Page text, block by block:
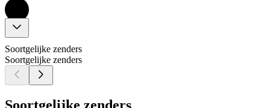
Soortgelijke zenders
Soortgelijke zenders